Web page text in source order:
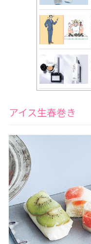
アイス生春巻き